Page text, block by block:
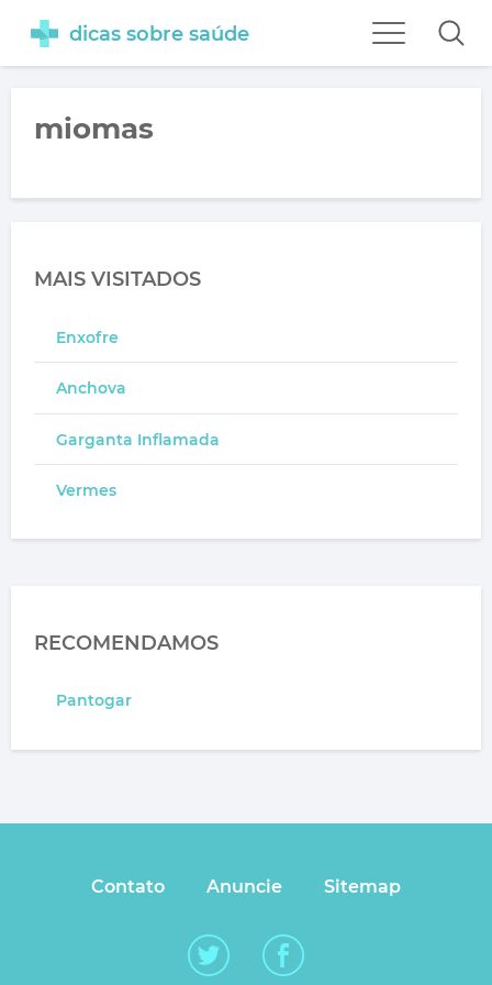
dicas sobre saúde
miomas
MAIS VISITADOS
Enxofre
Anchova
Garganta Inflamada
Vermes
RECOMENDAMOS
Pantogar
Contato Anuncie Sitemap